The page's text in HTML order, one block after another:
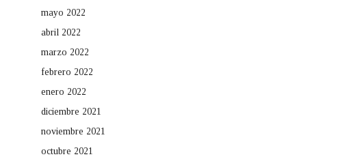
mayo 2022
abril 2022
marzo 2022
febrero 2022
enero 2022
diciembre 2021
noviembre 2021
octubre 2021